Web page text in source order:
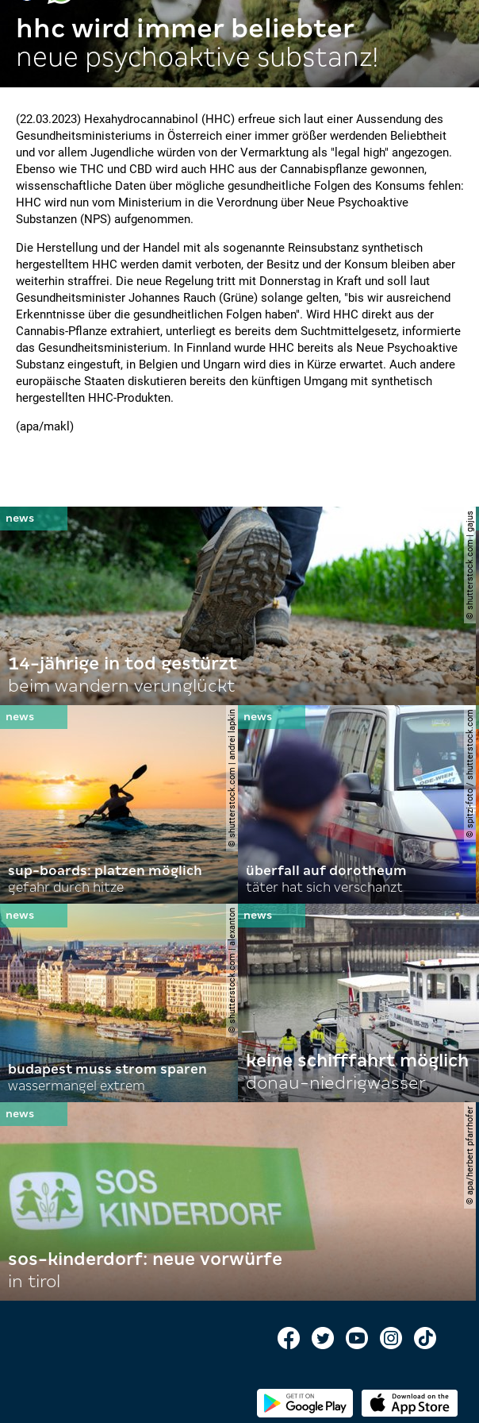
hhc wird immer beliebter
neue psychoaktive substanz!
(22.03.2023) Hexahydrocannabinol (HHC) erfreue sich laut einer Aussendung des
Gesundheitsministeriums in Österreich einer immer größer werdenden Beliebtheit
und vor allem Jugendliche würden von der Vermarktung als "legal high" angezogen.
Ebenso wie THC und CBD wird auch HHC aus der Cannabispflanze gewonnen,
wissenschaftliche Daten über mögliche gesundheitliche Folgen des Konsums fehlen:
HHC wird nun vom Ministerium in die Verordnung über Neue Psychoaktive
Substanzen (NPS) aufgenommen.
Die Herstellung und der Handel mit als sogenannte Reinsubstanz synthetisch
hergestelltem HHC werden damit verboten, der Besitz und der Konsum bleiben aber
weiterhin straffrei. Die neue Regelung tritt mit Donnerstag in Kraft und soll laut
Gesundheitsminister Johannes Rauch (Grüne) solange gelten, "bis wir ausreichend
Erkenntnisse über die gesundheitlichen Folgen haben". Wird HHC direkt aus der
Cannabis-Pflanze extrahiert, unterliegt es bereits dem Suchtmittelgesetz, informierte
das Gesundheitsministerium. In Finnland wurde HHC bereits als Neue Psychoaktive
Substanz eingestuft, in Belgien und Ungarn wird dies in Kürze erwartet. Auch andere
europäische Staaten diskutieren bereits den künftigen Umgang mit synthetisch
hergestellten HHC-Produkten.
(apa/makl)
© shutterstock.com | gajus
14-jährige in tod gestürzt
beim wandern verunglückt
© shutterstock.com | andrei lapkin
sup-boards: platzen möglich
gefahr durch hitze
© spitzi-foto / shutterstock.com
überfall auf dorotheum
täter hat sich verschanzt
© shutterstock.com | alexanton
budapest muss strom sparen
wassermangel extrem
keine schifffahrt möglich
donau-niedrigwasser
© apa/herbert pfarrhofer
sos-kinderdorf: neue vorwürfe
in tirol